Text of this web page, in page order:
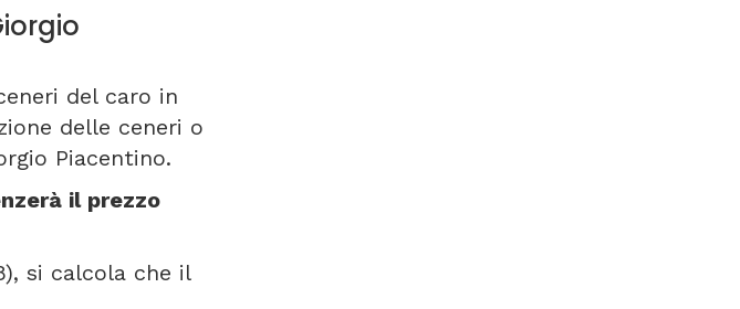
del caro in
delle ceneri o
Piacentino.
il prezzo
si calcola che il